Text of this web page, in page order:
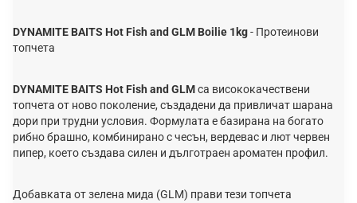
DYNAMITE BAITS Hot Fish and GLM Boilie 1kg- Протеинови
топчета
DYNAMITE BAITS Hot Fish and GLMса висококачествени
топчета от ново поколение, създадени да привличат шарана
дори при трудни условия. Формулата е базирана на богато
рибно брашно, комбинирано с чесън, вердевас и лют червен
пипер, което създава силен и дълготраен ароматен профил.
Добавката от зелена мида (GLM) прави тези топчета